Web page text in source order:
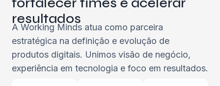
resultados
A Working Minds atua como parceira
estratégica na definição e evolução de
produtos digitais. Unimos visão de negócio,
experiência em tecnologia e foco em resultados.